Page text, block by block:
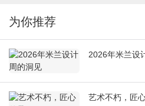
为你推荐
2026年米兰设
艺术不朽，匠